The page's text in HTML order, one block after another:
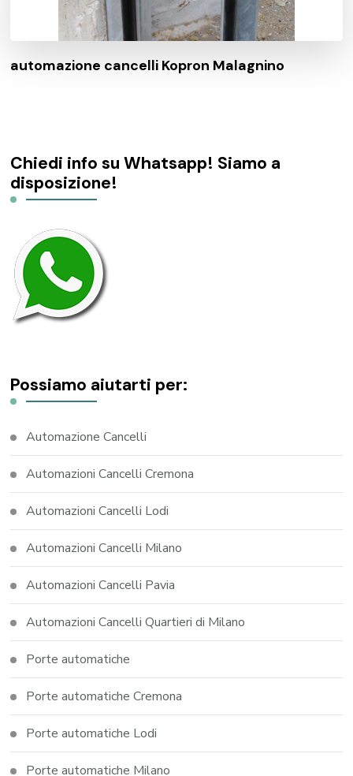
automazione cancelli Kopron Malagnino
Chiedi info su Whatsapp! Siamo a
disposizione!
Possiamo aiutarti per:
Automazione Cancelli
Automazioni Cancelli Cremona
Automazioni Cancelli Lodi
Automazioni Cancelli Milano
Automazioni Cancelli Pavia
Automazioni Cancelli Quartieri di Milano
Porte automatiche
Porte automatiche Cremona
Porte automatiche Lodi
Porte automatiche Milano